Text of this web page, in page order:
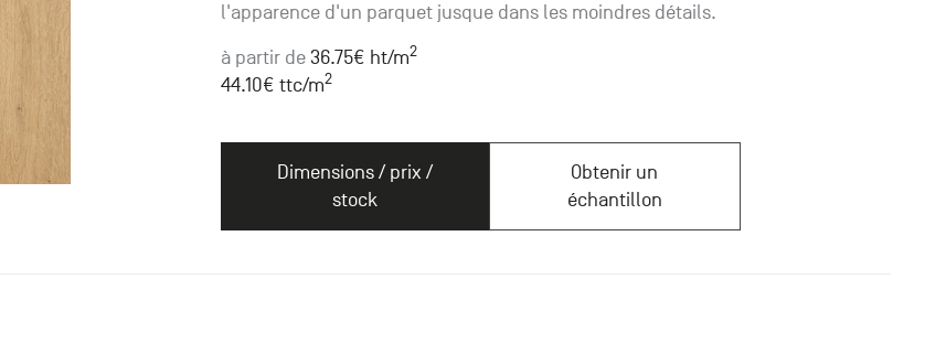
l'apparence d'un parquet jusque dans les moindres détails.
à partir de 36.75€ ht/m2
44.10€ ttc/m2
Dimensions / prix /
stock
Obtenir un
échantillon